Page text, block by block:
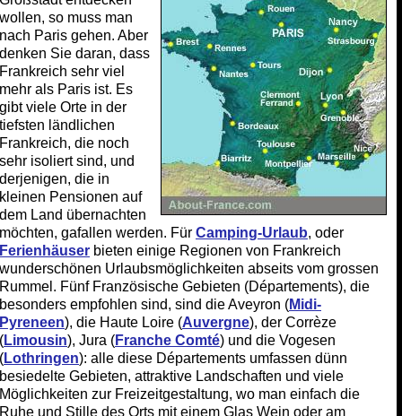
wollen, so muss man
nach Paris gehen. Aber
denken Sie daran, dass
Frankreich sehr viel
mehr als Paris ist. Es
gibt viele Orte in der
tiefsten ländlichen
Frankreich, die noch
sehr isoliert sind, und
derjenigen, die in
kleinen Pensionen auf
dem Land übernachten
möchten, gafallen werden. Für Camping-Urlaub, oder
Ferienhäuser bieten einige Regionen von Frankreich
wunderschönen Urlaubsmöglichkeiten abseits vom grossen
Rummel. Fünf Französische Gebieten (Départements), die
besonders empfohlen sind, sind die Aveyron (Midi-
Pyreneen), die Haute Loire (Auvergne), der Corrèze
(Limousin), Jura (Franche Comté) und die Vogesen
(Lothringen): alle diese Départements umfassen dünn
besiedelte Gebieten, attraktive Landschaften und viele
Möglichkeiten zur Freizeitgestaltung, wo man einfach die
Ruhe und Stille des Orts mit einem Glas Wein oder am